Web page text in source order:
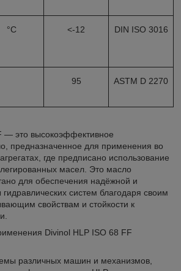
°С <-12 DIN ISO 3016
95 ASTM D 2270
— это высокоэффективное
предназначенное для применения во
где предписано использование
масел. Это масло
для обеспечения надёжной и
систем благодаря своим
свойствам и стойкости к
Divinol HLP ISO 68 FF
различных машин и механизмов,